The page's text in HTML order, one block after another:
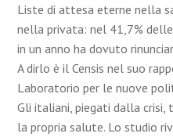
Liste di attesa eterne nella
nella privata: nel 41,7%
in un anno ha dovuto
A dirlo è il Censis nel suo
Laboratorio per le nuove
Gli italiani, piegati dalla crisi,
la propria salute. Lo studio